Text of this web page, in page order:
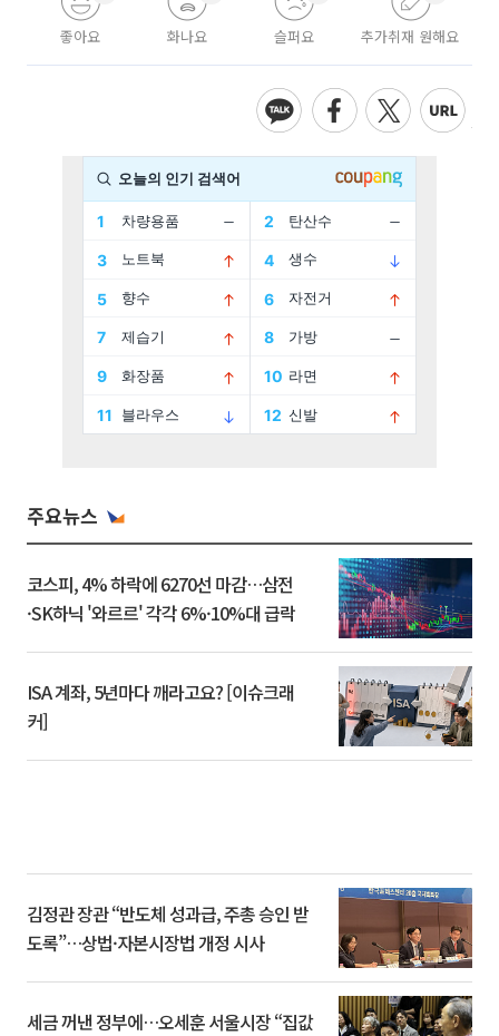
좋아요 화나요 슬퍼요 추가취재 원해요
주요뉴스
코스피, 4% 하락에 6270선 마감…삼전
·SK하닉 '와르르' 각각 6%·10%대 급락
ISA 계좌, 5년마다 깨라고요? [이슈크래
커]
김정관 장관 “반도체 성과급, 주총 승인 받
도록”…상법·자본시장법 개정 시사
세금 꺼낸 정부에…오세훈 서울시장 “집값